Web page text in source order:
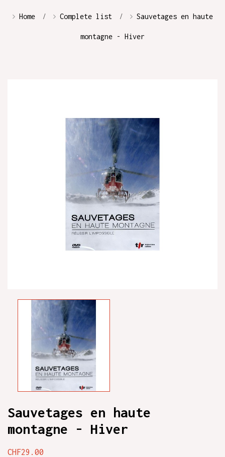
Home Complete list Sauvetages en haute
montagne - Hiver
Sauvetages en haute
montagne - Hiver
CHF29.00